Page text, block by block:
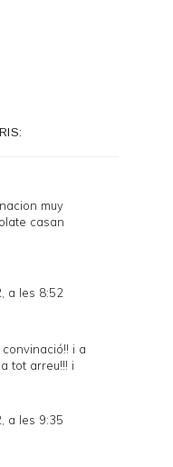
muy
casan
a les 8:52
i a
tot arreu!!! i
a les 9:35